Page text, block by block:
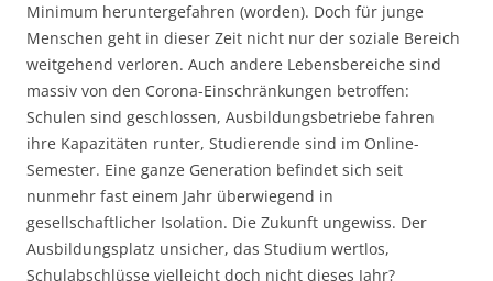
Minimum heruntergefahren (worden). Doch für junge
Menschen geht in dieser Zeit nicht nur der soziale Bereich
weitgehend verloren. Auch andere Lebensbereiche sind
massiv von den Corona-Einschränkungen betroffen:
Schulen sind geschlossen, Ausbildungsbetriebe fahren
ihre Kapazitäten runter, Studierende sind im Online-
Semester. Eine ganze Generation befindet sich seit
nunmehr fast einem Jahr überwiegend in
gesellschaftlicher Isolation. Die Zukunft ungewiss. Der
Ausbildungsplatz unsicher, das Studium wertlos,
Schulabschlüsse vielleicht doch nicht dieses Jahr?